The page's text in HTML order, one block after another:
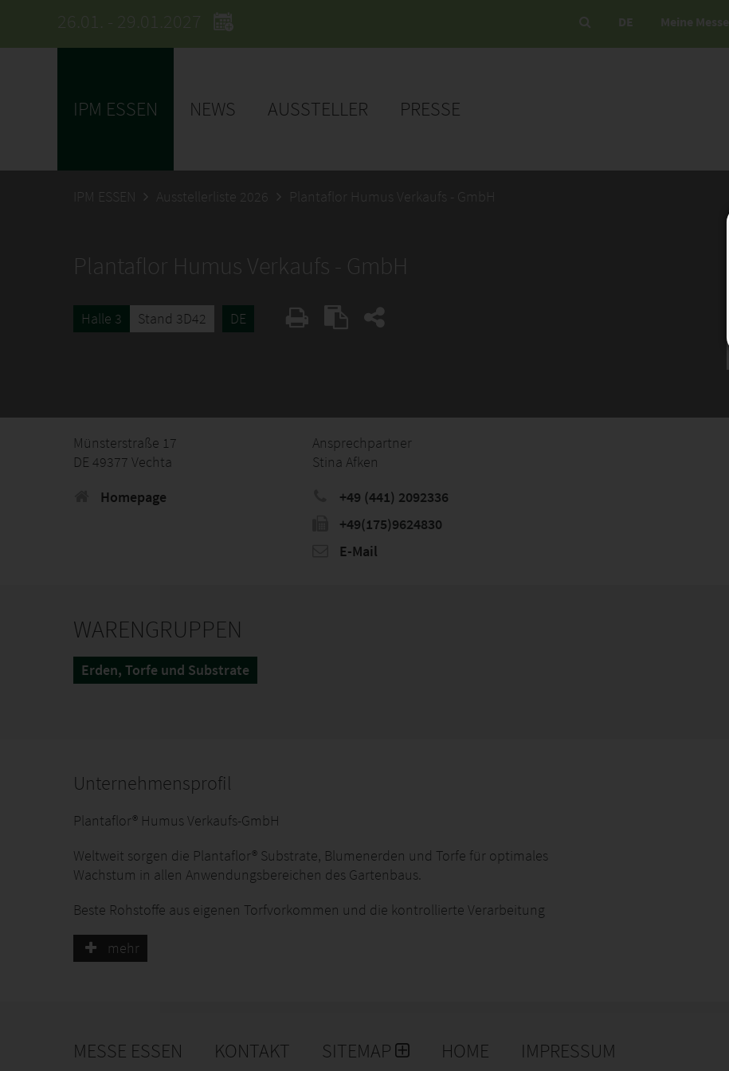
26.01. - 29.01.2027 DE Meine Messe
IPM ESSEN NEWS AUSSTELLER PRESSE
IPM ESSEN Ausstellerliste 2026 Plantaflor Humus Verkaufs - GmbH
Plantaflor Humus Verkaufs - GmbH
Halle 3 Stand 3D42 DE
Münsterstraße 17
DE 49377 Vechta
Homepage
Ansprechpartner
Stina Afken
+49 (441) 2092336
+49(175)9624830
E-Mail
WARENGRUPPEN
Erden, Torfe und Substrate
Unternehmensprofil
Plantaflor® Humus Verkaufs-GmbH
Weltweit sorgen die Plantaflor® Substrate, Blumenerden und Torfe für optimales
Wachstum in allen Anwendungsbereichen des Gartenbaus.
Beste Rohstoffe aus eigenen Torfvorkommen und die kontrollierte Verarbeitung
hohe Qualität der gesamten Produktrange. Diese wird in intensiver Zusammenarbeit mit Forschungs-
und Versuchsanstalten ständig ausgebaut
individuellen Substratmischungen, die entsprechend unserer Kundenwünsche
exakt auf die jeweiligen Pflanzen und Kulturen abgestimmt werden.
mehr
MESSE ESSEN KONTAKT SITEMAP HOME IMPRESSUM